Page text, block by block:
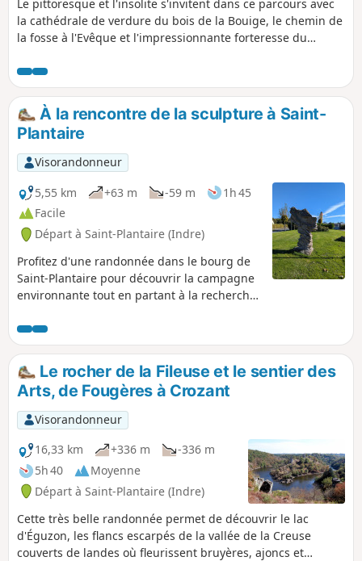
Le pittoresque et l'insolite s'invitent dans ce parcours avec
la cathédrale de verdure du bois de la Bouige, le chemin de
la fosse à l'Evêque et l'impressionnante forteresse du
À la rencontre de la sculpture à Saint-
Plantaire
Visorandonneur
5,55 km
+63 m -59 m
1h 45
Facile
Départ à Saint-Plantaire (Indre)
Profitez d'une randonnée dans le bourg de
Saint-Plantaire pour découvrir la campagne
environnante tout en partant à la recherche
patrimoine de la commune. Cet itinéraire
fait partie de la sélection "À la rencontre de
la sculpture", un projet visant à dynamiser à
la fois le patrimoine et la culture propre de
Saint-Plantaire ! Saurez-vous toutes les
trouver ?
Le rocher de la Fileuse et le sentier des
Arts, de Fougères à Crozant
Visorandonneur
16,33 km
+336 m
-336 m
5h 40
Moyenne
Départ à Saint-Plantaire (Indre)
Cette très belle randonnée permet de découvrir le lac
d'Éguzon, les flancs escarpés de la vallée de la Creuse
couverts de landes où fleurissent bruyères, ajoncs et